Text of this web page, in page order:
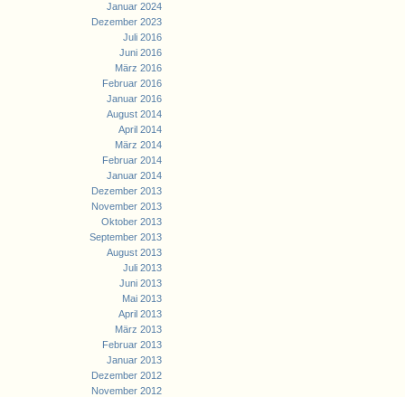
Januar 2024
Dezember 2023
Juli 2016
Juni 2016
März 2016
Februar 2016
Januar 2016
August 2014
April 2014
März 2014
Februar 2014
Januar 2014
Dezember 2013
November 2013
Oktober 2013
September 2013
August 2013
Juli 2013
Juni 2013
Mai 2013
April 2013
März 2013
Februar 2013
Januar 2013
Dezember 2012
November 2012